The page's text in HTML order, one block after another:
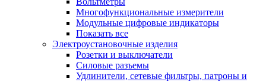
Многофункциональные измерители
Модульные цифровые индикаторы
Показать все
Электроустановочные изделия
Розетки и выключатели
Силовые разъемы
Удлинители, сетевые фильтры, патроны и